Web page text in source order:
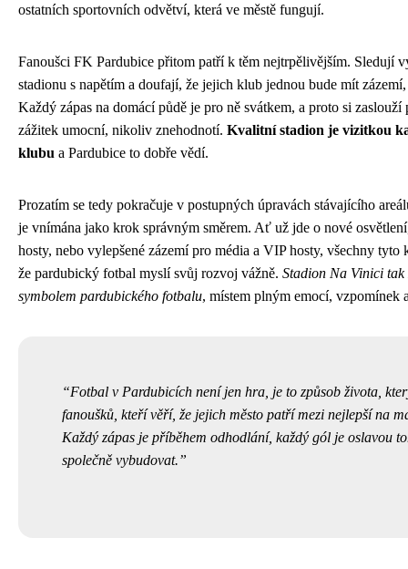
ostatních sportovních odvětví, která ve městě fungují.
Fanoušci FK Pardubice přitom patří k těm nejtrpělivějším. Sledují
stadionu s napětím a doufají, že jejich klub jednou bude mít
Každý zápas na domácí půdě je pro ně svátkem, a proto si
zážitek umocní, nikoliv znehodnotí. Kvalitní stadion je vizitkou
klubu a Pardubice to dobře vědí.
Prozatím se tedy pokračuje v postupných úpravách stávajícího
je vnímána jako krok správným směrem. Ať už jde o nové
hosty, nebo vylepšené zázemí pro média a VIP hosty, všechny
že pardubický fotbal myslí svůj rozvoj vážně. Stadion Na Vinici tak
symbolem pardubického fotbalu, místem plným emocí, vzpomínek
Fotbal v Pardubicích není jen hra, je to způsob života,
fanoušků, kteří věří, že jejich město patří mezi nejlepší na
Každý zápas je příběhem odhodlání, každý gól je oslavou
společně vybudovat.